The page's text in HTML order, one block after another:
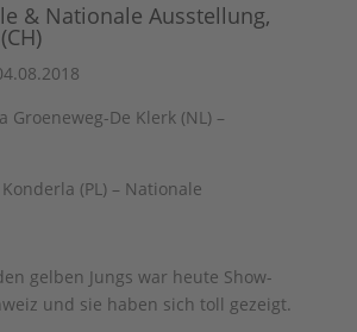
& Nationale Ausstellung,
Groeneweg-De Klerk (NL) –
(PL) – Nationale
gelben Jungs war heute Show-
und sie haben sich toll gezeigt.